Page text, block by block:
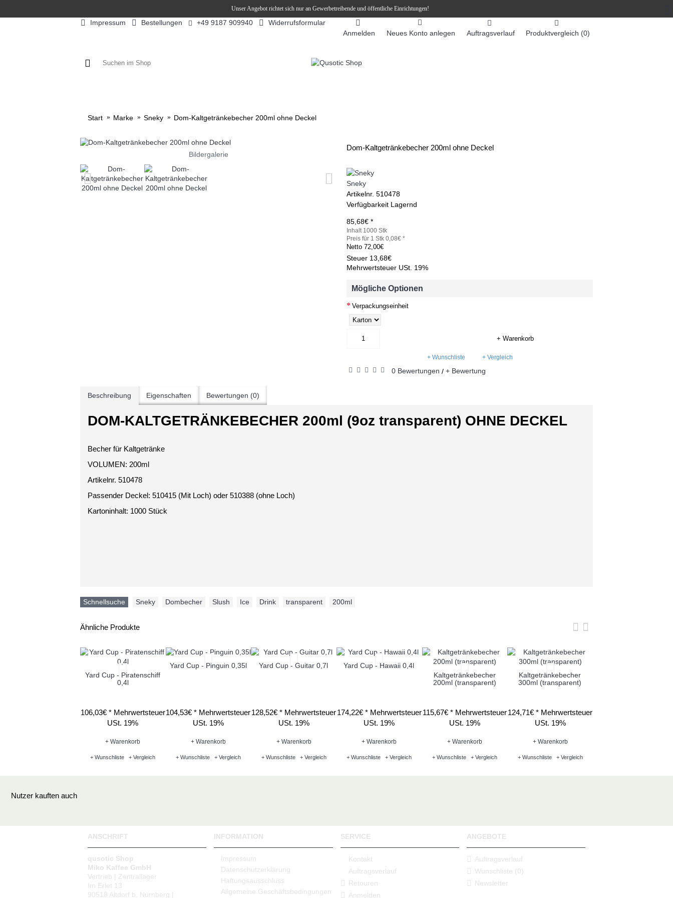
Unser Angebot richtet sich nur an Gewerbetreibende und öffentliche Einrichtungen!
Impressum Bestellungen +49 9187 909940
Widerrufsformular
Anmelden
Neues Konto anlegen Auftragsverlauf Produktvergleich (0)
Start Marke Sneky Dom-Kaltgetränkebecher 200ml ohne Deckel
Bildergalerie
Dom-Kaltgetränkebecher 200ml ohne Deckel
Sneky
Artikelnr. 510478
Verfügbarkeit Lagernd
85,68€ *
Inhalt 1000 Stk
Preis für 1 Stk 0,08€ *
Netto 72,00€
Steuer 13,68€
Mehrwertsteuer USt. 19%
Mögliche Optionen
Verpackungseinheit
+ Warenkorb
+ Wunschliste + Vergleich
0 Bewertungen / + Bewertung
Beschreibung Eigenschaften Bewertungen (0)
DOM-KALTGETRÄNKEBECHER 200ml (9oz transparent) OHNE DECKEL
Becher für Kaltgetränke
VOLUMEN: 200ml
Artikelnr. 510478
Passender Deckel: 510415 (Mit Loch) oder 510388 (ohne Loch)
Kartoninhalt: 1000 Stück
Schnellsuche Sneky Dombecher Slush Ice Drink transparent 200ml
Ähnliche Produkte
Yard Cup - Piratenschiff
0,4l
106,03€ * Mehrwertsteuer
USt. 19%
+ Warenkorb
+ Wunschliste + Vergleich
Yard Cup - Pinguin 0,35l
104,53€ * Mehrwertsteuer
USt. 19%
+ Warenkorb
+ Wunschliste + Vergleich
Yard Cup - Guitar 0,7l
128,52€ * Mehrwertsteuer
USt. 19%
+ Warenkorb
+ Wunschliste + Vergleich
Yard Cup - Hawaii 0,4l
174,22€ * Mehrwertsteuer
USt. 19%
+ Warenkorb
+ Wunschliste + Vergleich
Kaltgetränkebecher
200ml (transparent)
115,67€ * Mehrwertsteuer
USt. 19%
+ Warenkorb
+ Wunschliste + Vergleich
Kaltgetränkebecher
300ml (transparent)
124,71€ * Mehrwertsteuer
USt. 19%
+ Warenkorb
+ Wunschliste + Vergleich
Nutzer kauften auch
ANSCHRIFT
qusotic Shop
Miko Kaffee GmbH
Vertrieb | Zentrallager
Im Erlet 13
90518 Altdorf b. Nürnberg |
INFORMATION
Impressum
Datenschutzerklärung
Haftungsausschluss
Allgemeine Geschäftsbedingungen
SERVICE
Kontakt
Auftragsverlauf
Retouren
Anmelden
ANGEBOTE
Auftragsverlauf
Wunschliste (0)
Newsletter